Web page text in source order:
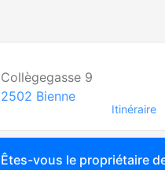
Collègegasse 9
2502 Bienne
Itinéraire
Êtes-vous le propriétaire